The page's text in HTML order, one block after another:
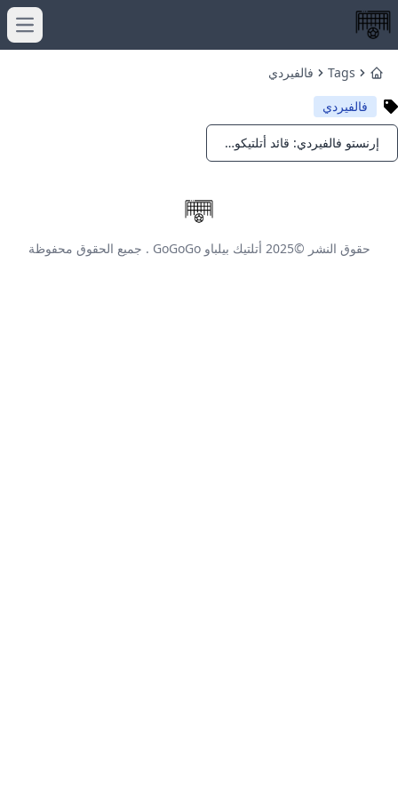
Home
Tags
فالفيردي
فالفيردي
Notifications إرنستو فالفيردي: قائد أتلتيكو بلباو ونجاحاته في 2025
حقوق النشر ©2025 أتلتيك بيلباو GoGoGo . جميع الحقوق محفوظة